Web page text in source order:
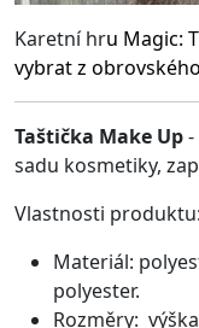
Karetní hru Magic:
vybrat z
Taštička Make Up
sadu kosmetiky,
Vlastnosti produktu:
Materiál:
polyester.
Rozměry: